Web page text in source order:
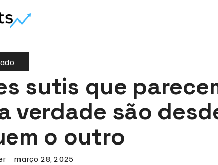
sutis que
verdade são
o outro
março 28, 2025